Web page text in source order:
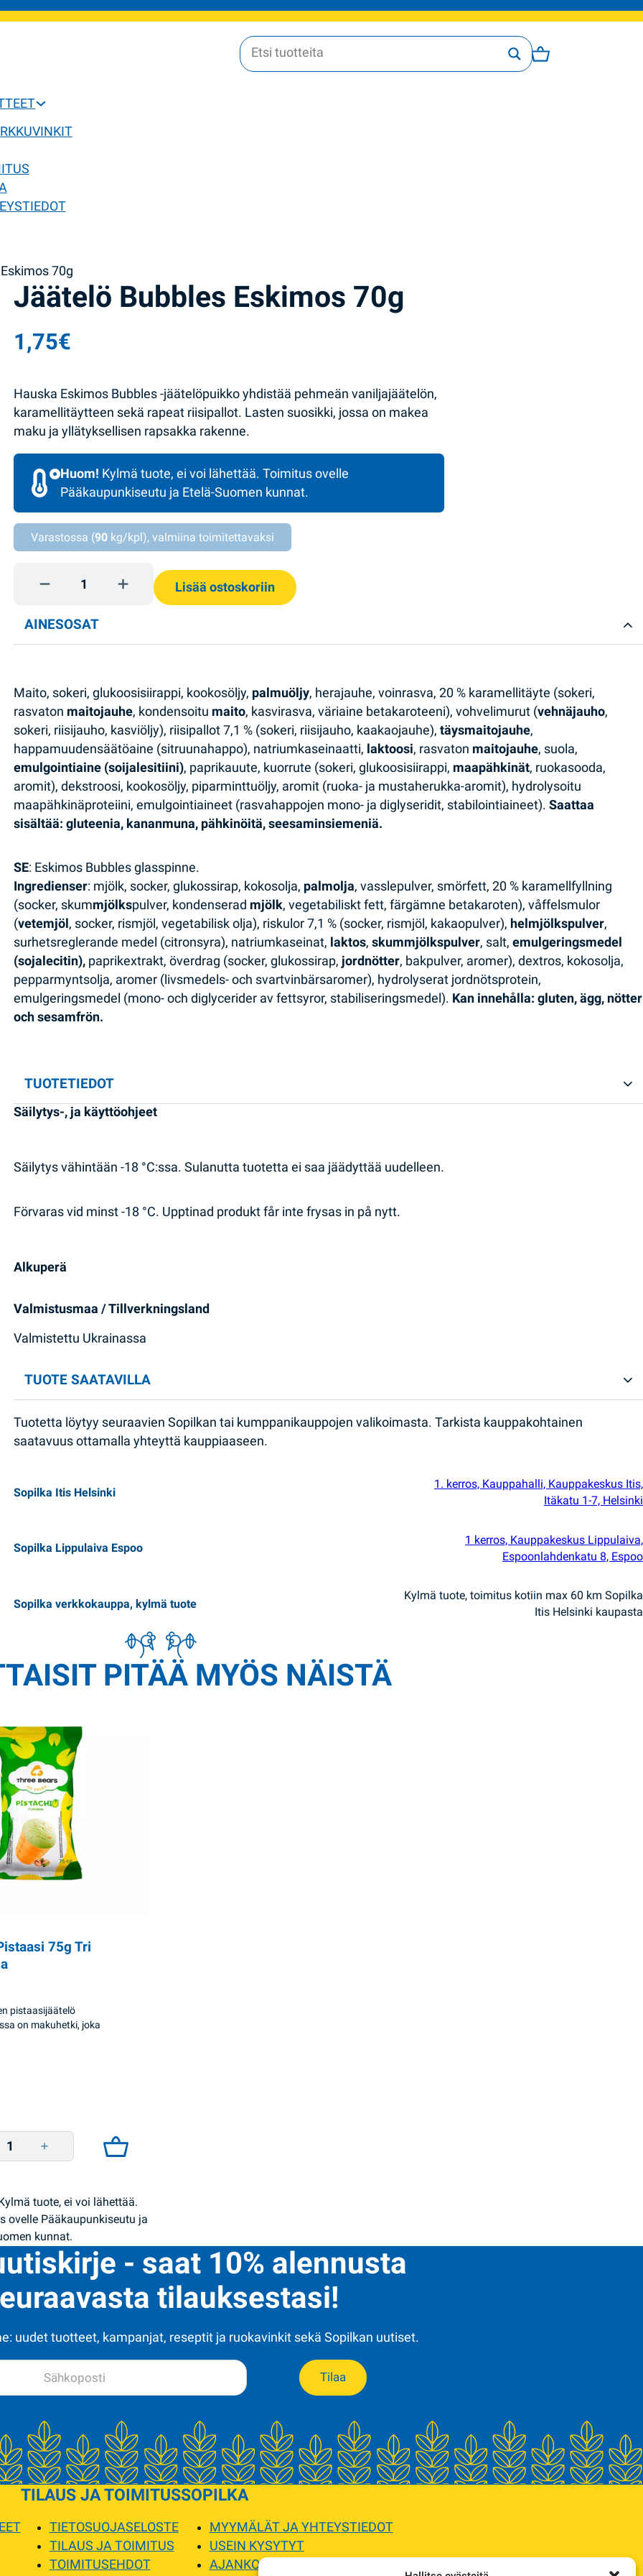
70g
Jäätelö Bubbles Eskimos 70g
1,75€
Hauska Eskimos Bubbles -jäätelöpuikko yhdistää pehmeän vaniljajäätelön,
karamellitäytteen sekä rapeat riisipallot. Lasten suosikki, jossa on makea
maku ja yllätyksellisen rapsakka rakenne.
Huom! Kylmä tuote, ei voi lähettää. Toimitus ovelle
Pääkaupunkiseutu ja Etelä-Suomen kunnat.
Varastossa (90 kg/kpl), valmiina toimitettavaksi
Jäätelö Bubbles Eskimos 70g quantity
Lisää ostoskoriin
AINESOSAT
Maito, sokeri, glukoosisiirappi, kookosöljy, palmuöljy, herajauhe, voinrasva, 20 % karamellitäyte (sokeri,
rasvaton maitojauhe, kondensoitu maito, kasvirasva, väriaine betakaroteeni), vohvelimurut (vehnäjauho,
sokeri, riisijauho, kasviöljy), riisipallot 7,1 % (sokeri, riisijauho, kaakaojauhe),täysmaitojauhe,
happamuudensäätöaine (sitruunahappo), natriumkaseinaatti, laktoosi, rasvaton maitojauhe, suola,
emulgointiaine (soijalesitiini), paprikauute, kuorrute (sokeri, glukoosisiirappi, maapähkinät, ruokasooda,
aromit), dekstroosi, kookosöljy, piparminttuöljy, aromit (ruoka- ja mustaherukka-aromit), hydrolysoitu
maapähkinäproteiini, emulgointiaineet (rasvahappojen mono- ja diglyseridit, stabilointiaineet).Saattaa
sisältää: gluteenia, kananmuna, pähkinöitä, seesaminsiemeniä.
SE: Eskimos Bubbles glasspinne.
Ingredienser: mjölk, socker, glukossirap, kokosolja, palmolja, vasslepulver, smörfett, 20 % karamellfyllning
(socker, skummjölkspulver, kondenserad mjölk, vegetabiliskt fett, färgämne betakaroten), våffelsmulor
(vetemjöl , socker, rismjöl, vegetabilisk olja), riskulor 7,1 % (socker, rismjöl, kakaopulver), helmjölkspulver,
surhetsreglerande medel (citronsyra), natriumkaseinat, laktos,skummjölkspulver, salt,emulgeringsmedel
(sojalecitin), paprikextrakt, överdrag (socker, glukossirap, jordnötter, bakpulver, aromer), dextros, kokosolja,
pepparmyntsolja, aromer (livsmedels- och svartvinbärsaromer), hydrolyserat jordnötsprotein,
emulgeringsmedel (mono- och diglycerider av fettsyror, stabiliseringsmedel). Kan innehålla: gluten, ägg, nötter
och sesamfrön.
TUOTETIEDOT
Säilytys-, ja käyttöohjeet
Säilytys vähintään -18 °C:ssa. Sulanutta tuotetta ei saa jäädyttää uudelleen.
Förvaras vid minst -18 °C. Upptinad produkt får inte frysas in på nytt.
Alkuperä
Valmistusmaa / Tillverkningsland
Valmistettu Ukrainassa
TUOTE SAATAVILLA
Tuotetta löytyy seuraavien Sopilkan tai kumppanikauppojen valikoimasta. Tarkista kauppakohtainen
saatavuus ottamalla yhteyttä kauppiaaseen.
Sopilka Itis Helsinki
1. kerros, Kauppahalli, Kauppakeskus Itis,
Itäkatu 1-7, Helsinki
Sopilka Lippulaiva Espoo
1 kerros, Kauppakeskus Lippulaiva,
Espoonlahdenkatu 8, Espoo
Sopilka verkkokauppa, kylmä tuote
Kylmä tuote, toimitus kotiin max 60 km Sopilka
Itis Helsinki kaupasta
PITÄÄ MYÖS NÄISTÄ
75g Tri
pistaasijäätelö
on makuhetki, joka
75g Tri Vedmedja quantity
tuote, ei voi lähettää.
ovelle Pääkaupunkiseutu ja
kunnat.
- saat 10% alennusta
tilauksestasi!
uudet tuotteet, kampanjat, reseptit ja ruokavinkit sekä Sopilkan uutiset.
Tilaa
TILAUS JA TOIMITUS
TIETOSUOJASELOSTE
TILAUS JA TOIMITUS
TOIMITUSEHDOT
SOPILKA
MYYMÄLÄT JA YHTEYSTIEDOT
USEIN KYSYTYT
AJANKOHTAISTA